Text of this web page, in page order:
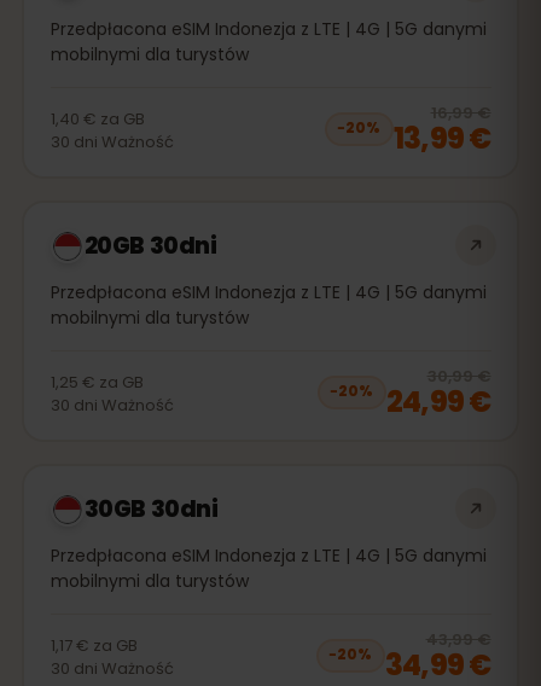
Przedpłacona eSIM Indonezja z LTE | 4G | 5G danymi
mobilnymi dla turystów
1,40 € za GB
30 dni Ważność
−20%
16,99 €
13,99 €
20GB 30dni
Przedpłacona eSIM Indonezja z LTE | 4G | 5G danymi
mobilnymi dla turystów
1,25 € za GB
30 dni Ważność
−20%
30,99 €
24,99 €
30GB 30dni
Przedpłacona eSIM Indonezja z LTE | 4G | 5G danymi
mobilnymi dla turystów
1,17 € za GB
30 dni Ważność
−20%
43,99 €
34,99 €